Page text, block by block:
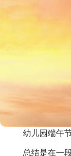
幼儿园端午
总结是在一